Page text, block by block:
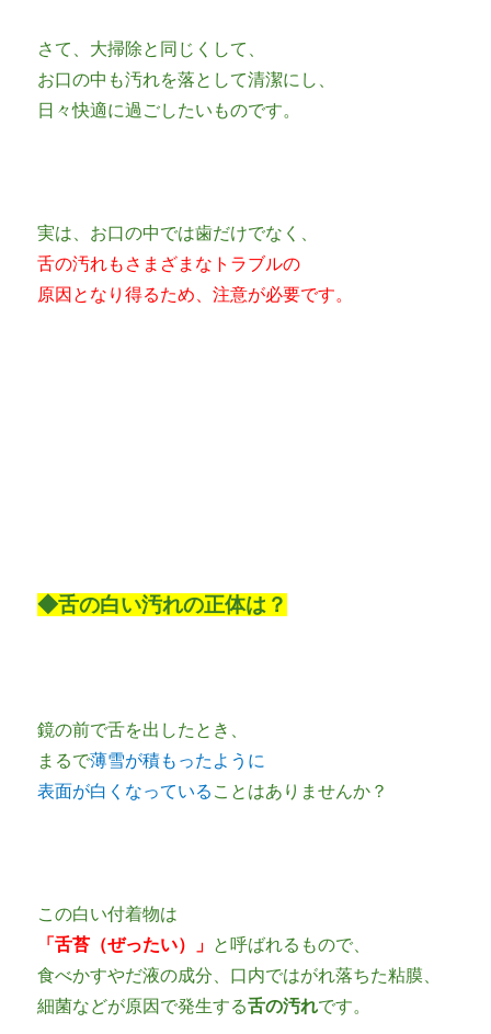
さて、大掃除と同じくして、
お口の中も汚れを落として清潔にし、
日々快適に過ごしたいものです。
実は、お口の中では歯だけでなく、
舌の汚れもさまざまなトラブルの
原因となり得るため、注意が必要です。
◆舌の白い汚れの正体は？
鏡の前で舌を出したとき、
まるで薄雪が積もったように
表面が白くなっている ことはありませんか？
この白い付着物は
「舌苔（ぜったい）」 と呼ばれるもので、
食べかすやだ液の成分、口内ではがれ落ちた粘膜、
細菌などが原因で発生する舌の汚れです。